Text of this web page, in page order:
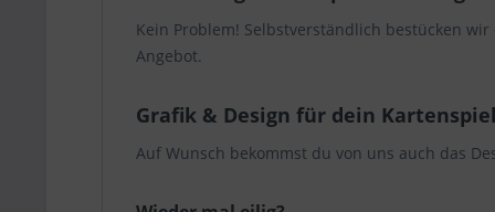
Kein Problem! Selbstverständlich bestücken
Angebot.
Grafik & Design für dein Kartenspiel
Auf Wunsch bekommst du von uns auch das